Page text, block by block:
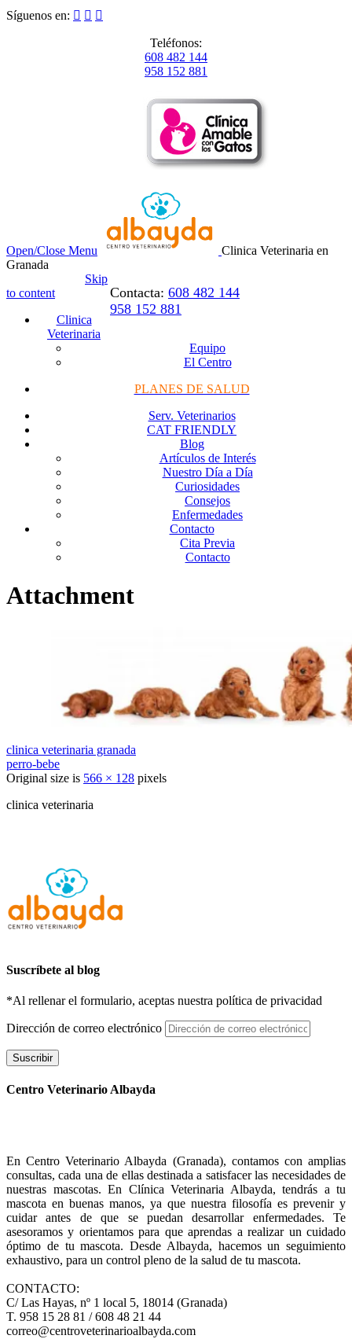
Síguenos en:   
Teléfonos:
608 482 144
958 152 881
Open/Close Menu
Clinica Veterinaria en
Granada
Contacta: 608 482 144
958 152 881
Skip
to content
Clinica
Veterinaria
Equipo
El Centro
PLANES DE SALUD
Serv. Veterinarios
CAT FRIENDLY
Blog
Artículos de Interés
Nuestro Día a Día
Curiosidades
Consejos
Enfermedades
Contacto
Cita Previa
Contacto
Attachment
clinica veterinaria granada
perro-bebe
Original size is 566 × 128 pixels
clinica veterinaria
Suscríbete al blog
*Al rellenar el formulario, aceptas nuestra política de privacidad
Dirección de correo electrónico
Suscribir
Centro Veterinario Albayda
En Centro Veterinario Albayda (Granada), contamos con amplias
consultas, cada una de ellas destinada a satisfacer las necesidades de
nuestras mascotas. En Clínica Veterinaria Albayda, tendrás a tu
mascota en buenas manos, ya que nuestra filosofía es prevenir y
cuidar antes de que se puedan desarrollar enfermedades. Te
asesoramos y orientamos para que aprendas a realizar un cuidado
óptimo de tu mascota. Desde Albayda, hacemos un seguimiento
exhaustivo, para un control pleno de la salud de tu mascota.
CONTACTO:
C/ Las Hayas, nº 1 local 5, 18014 (Granada)
T. 958 15 28 81 / 608 48 21 44
correo@centroveterinarioalbayda.com